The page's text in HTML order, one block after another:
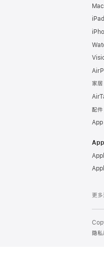
Mac
iPad
家居
配件
更多
隐